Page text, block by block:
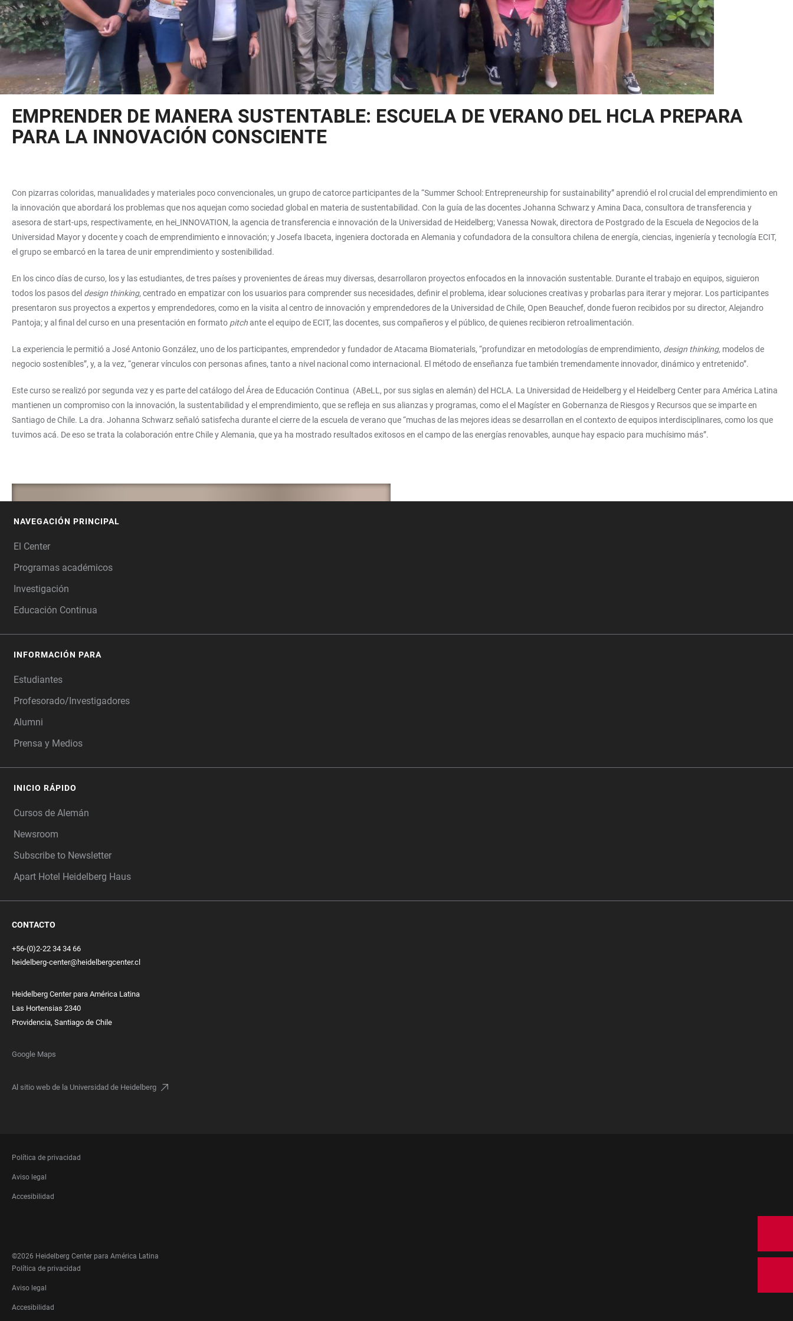
EMPRENDER DE MANERA SUSTENTABLE: ESCUELA DE VERANO DEL HCLA PREPARA
PARA LA INNOVACIÓN CONSCIENTE
Con pizarras coloridas, manualidades y materiales poco convencionales, un grupo de catorce participantes de la “Summer School: Entrepreneurship for sustainability” aprendió el rol crucial del emprendimiento en
la innovación que abordará los problemas que nos aquejan como sociedad global en materia de sustentabilidad. Con la guía de las docentes Johanna Schwarz y Amina Daca, consultora de transferencia y
asesora de start-ups, respectivamente, en hei_INNOVATION, la agencia de transferencia e innovación de la Universidad de Heidelberg; Vanessa Nowak, directora de Postgrado de la Escuela de Negocios de la
Universidad Mayor y docente y coach de emprendimiento e innovación; y Josefa Ibaceta, ingeniera doctorada en Alemania y cofundadora de la consultora chilena de energía, ciencias, ingeniería y tecnología ECIT,
el grupo se embarcó en la tarea de unir emprendimiento y sostenibilidad.
En los cinco días de curso, los y las estudiantes, de tres países y provenientes de áreas muy diversas, desarrollaron proyectos enfocados en la innovación sustentable. Durante el trabajo en equipos, siguieron
todos los pasos del design thinking, centrado en empatizar con los usuarios para comprender sus necesidades, definir el problema, idear soluciones creativas y probarlas para iterar y mejorar. Los participantes
presentaron sus proyectos a expertos y emprendedores, como en la visita al centro de innovación y emprendedores de la Universidad de Chile, Open Beauchef, donde fueron recibidos por su director, Alejandro
Pantoja; y al final del curso en una presentación en formato pitchante el equipo de ECIT, las docentes, sus compañeros y el público, de quienes recibieron retroalimentación.
La experiencia le permitió a José Antonio González, uno de los participantes, emprendedor y fundador de Atacama Biomaterials, “profundizar en metodologías de emprendimiento, design thinking, modelos de
negocio sostenibles”, y, a la vez, “generar vínculos con personas afines, tanto a nivel nacional como internacional. El método de enseñanza fue también tremendamente innovador, dinámico y entretenido”.
Este curso se realizó por segunda vez y es parte del catálogo del Área de Educación Continua (ABeLL, por sus siglas en alemán) del HCLA. La Universidad de Heidelberg y el Heidelberg Center para América Latina
mantienen un compromiso con la innovación, la sustentabilidad y el emprendimiento, que se refleja en sus alianzas y programas, como el el Magíster en Gobernanza de Riesgos y Recursos que se imparte en
Santiago de Chile. La dra. Johanna Schwarz señaló satisfecha durante el cierre de la escuela de verano que “muchas de las mejores ideas se desarrollan en el contexto de equipos interdisciplinares, como los que
tuvimos acá. De eso se trata la colaboración entre Chile y Alemania, que ya ha mostrado resultados exitosos en el campo de las energías renovables, aunque hay espacio para muchísimo más”.
NAVEGACIÓN PRINCIPAL
El Center
Programas académicos
Investigación
Educación Continua
INFORMACIÓN PARA
Estudiantes
Profesorado/Investigadores
Alumni
Prensa y Medios
INICIO RÁPIDO
Cursos de Alemán
Newsroom
Subscribe to Newsletter
Apart Hotel Heidelberg Haus
CONTACTO
+56-(0)2-22 34 34 66
heidelberg-center@heidelbergcenter.cl
Heidelberg Center para América Latina
Las Hortensias 2340
Providencia, Santiago de Chile
Google Maps
Al sitio web de la Universidad de Heidelberg
FOOTER
LEGAL
Política de privacidad
Aviso legal
Accesibilidad
MEDIA
©2026 Heidelberg Center para América Latina
FOOTER
LEGAL
Política de privacidad
Aviso legal
Accesibilidad